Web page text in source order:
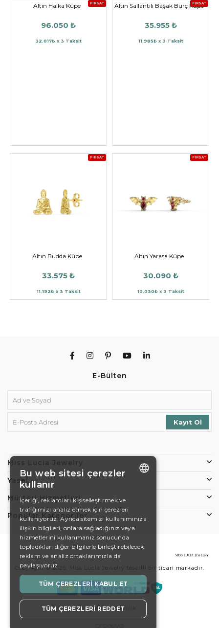
FIRSAT
Altın Halka Küpe
96.050 ₺
32.017₺ x 3 Taksit
FIRSAT
Altın Sallantılı Başak Burç Küpe
35.955 ₺
11.985₺ x 3 Taksit
FIRSAT
Altın Budda Küpe
33.575 ₺
11.192₺ x 3 Taksit
FIRSAT
Altın Yarasa Küpe
30.090 ₺
10.030₺ x 3 Taksit
E-Bülten
Miss Lucia Jewelry
Yasal
Müşteri Hizmetleri
Popüler Kategoriler
Copyright © 2026, Miss Lucia Jewelry tescilli bir ticari markadır.
Koşullar Gizlilik
DE
EN
SWEDISH
TURKISH
Bu web sitesi çerezler
kullanır
İçeriği, reklamları kişiselleştirmek ve
trafiğimizi analiz etmek için çerezleri
kullanıyoruz. Ayrıca sitemizi kullanımınıza
ilişkin bilgileri, onlara sağladığınız veya
hizmetlerini kullanmanız sonucunda
topladıkları diğer bilgilerle birleştirebilecek
reklam ve analiz ortaklarımızla da
paylaşıyoruz.
TÜM ÇEREZLERI KABUL ET
TÜM ÇEREZLERI REDDET